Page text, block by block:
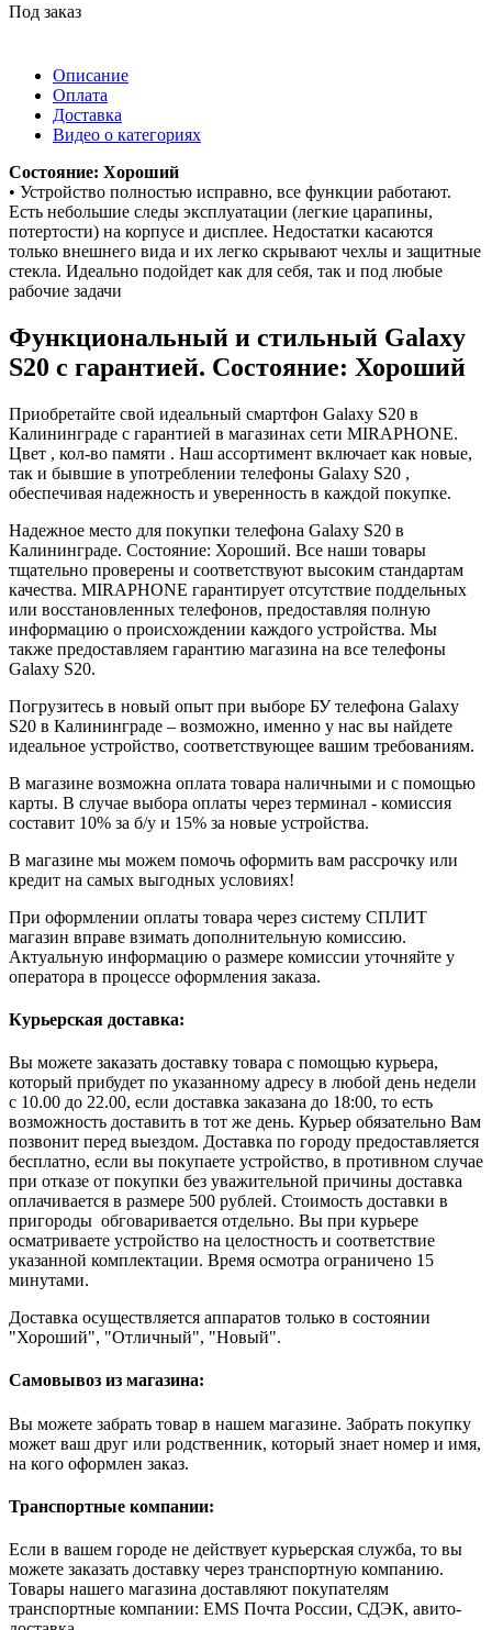
Под заказ
Описание
Оплата
Доставка
Видео о категориях
Состояние: Хороший
• Устройство полностью исправно, все функции работают.
Есть небольшие следы эксплуатации (легкие царапины,
потертости) на корпусе и дисплее. Недостатки касаются
только внешнего вида и их легко скрывают чехлы и защитные
стекла. Идеально подойдет как для себя, так и под любые
рабочие задачи
Функциональный и стильный Galaxy
S20 с гарантией. Состояние: Хороший
Приобретайте свой идеальный смартфон Galaxy S20 в
Калининграде с гарантией в магазинах сети MIRAPHONE.
Цвет , кол-во памяти . Наш ассортимент включает как новые,
так и бывшие в употреблении телефоны Galaxy S20 ,
обеспечивая надежность и уверенность в каждой покупке.
Надежное место для покупки телефона Galaxy S20 в
Калининграде. Состояние: Хороший. Все наши товары
тщательно проверены и соответствуют высоким стандартам
качества. MIRAPHONE гарантирует отсутствие поддельных
или восстановленных телефонов, предоставляя полную
информацию о происхождении каждого устройства. Мы
также предоставляем гарантию магазина на все телефоны
Galaxy S20.
Погрузитесь в новый опыт при выборе БУ телефона Galaxy
S20 в Калининграде – возможно, именно у нас вы найдете
идеальное устройство, соответствующее вашим требованиям.
В магазине возможна оплата товара наличными и с помощью
карты. В случае выбора оплаты через терминал - комиссия
составит 10% за б/у и 15% за новые устройства.
В магазине мы можем помочь оформить вам рассрочку или
кредит на самых выгодных условиях!
При оформлении оплаты товара через систему СПЛИТ
магазин вправе взимать дополнительную комиссию.
Актуальную информацию о размере комиссии уточняйте у
оператора в процессе оформления заказа.
Курьерская доставка:
Вы можете заказать доставку товара с помощью курьера,
который прибудет по указанному адресу в любой день недели
с 10.00 до 22.00, если доставка заказана до 18:00, то есть
возможность доставить в тот же день. Курьер обязательно Вам
позвонит перед выездом. Доставка по городу предоставляется
бесплатно, если вы покупаете устройство, в противном случае
при отказе от покупки без уважительной причины доставка
оплачивается в размере 500 рублей. Стоимость доставки в
пригороды обговаривается отдельно. Вы при курьере
осматриваете устройство на целостность и соответствие
указанной комплектации. Время осмотра ограничено 15
минутами.
Доставка осуществляется аппаратов только в состоянии
"Хороший", "Отличный", "Новый".
Самовывоз из магазина:
Вы можете забрать товар в нашем магазине. Забрать покупку
может ваш друг или родственник, который знает номер и имя,
на кого оформлен заказ.
Транспортные компании:
Если в вашем городе не действует курьерская служба, то вы
можете заказать доставку через транспортную компанию.
Товары нашего магазина доставляют покупателям
транспортные компании: EMS Почта России, СДЭК, авито-